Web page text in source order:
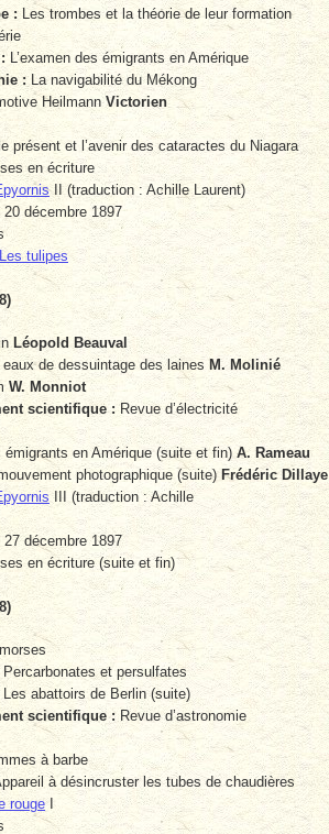
:Les trombes et la théorie de leur formation
L’examen des émigrants en Amérique
:La navigabilité du Mékong
HeilmannVictorien
présent et l’avenir des cataractes du Niagara
en écriture
II (traduction : Achille Laurent)
décembre 1897
Les tulipes
Léopold Beauval
de dessuintage des laines M. Molinié
W. Monniot
scientifique : Revue d’électricité
émigrants en Amérique (suite et fin) A. Rameau
photographique (suite) Frédéric Dillaye
III (traduction : Achille
décembre 1897
en écriture (suite et fin)
Percarbonates et persulfates
Les abattoirs de Berlin (suite)
scientifique : Revue d’astronomie
à barbe
à désincruster les tubes de chaudières
rougeI